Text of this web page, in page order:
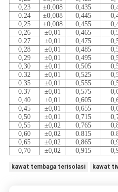
0,23
±0,008 0,435
0.24
±0,008 0,445
0,25
±0,008 0,455
0,26
±0,01 0,465
0.27
±0,01 0,475
0,28
±0,01 0,485
0,29
±0,01 0,495
0,30
±0,01 0,505
0.32
±0,01 0,525
0.35
±0,01 0,555
0.37
±0,01 0,575
0,40
±0,01 0,605
0,45
±0,01 0,655
0,50
±0,01 0,715
0,55
±0,02 0,765
0,60
±0,02 0.815
0,65
±0,02 0,865
0,70
±0,02 0,915
kawat tembaga terisolasi kawat